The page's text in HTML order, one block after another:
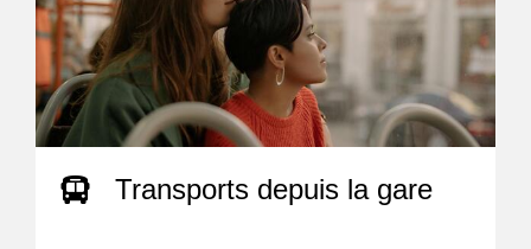
Transports depuis la gare